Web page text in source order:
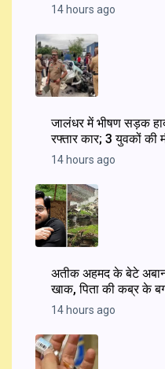
14 hours ago
जालंधर में भीषण सड़क
रफ्तार कार; 3 युवकों की
14 hours ago
अतीक अहमद के बेटे
खाक, पिता की कब्र के
14 hours ago